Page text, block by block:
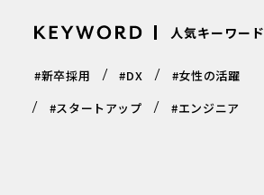
人気キーワード
#新卒採用 #DX
#女性の活躍
#スタートアップ
#エンジニア